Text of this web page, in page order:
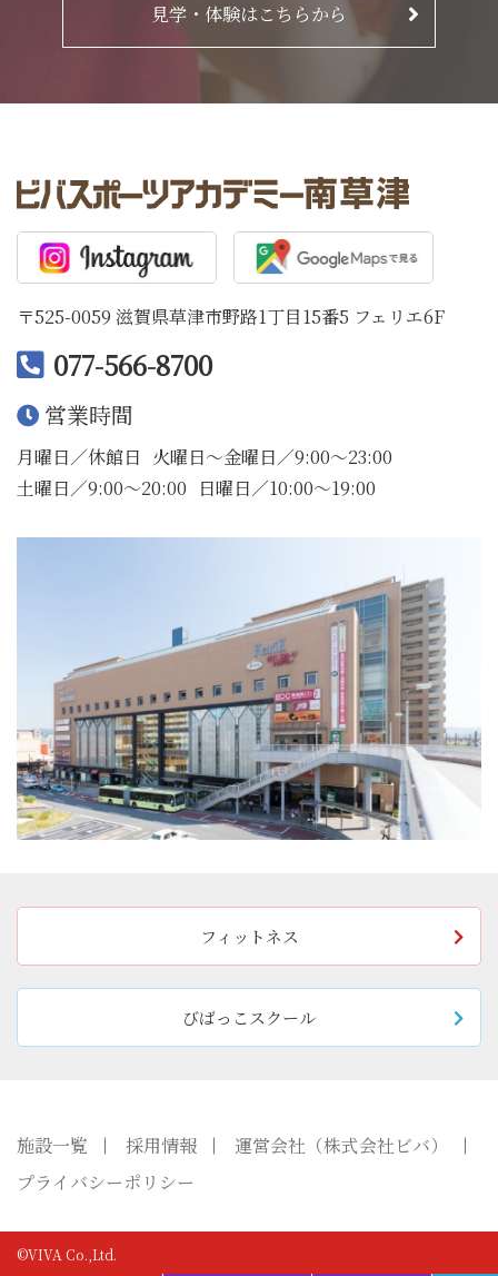
見学・体験はこちらから
〒525-0059 滋賀県草津市野路1丁目15番5 フェリエ6F
077-566-8700
営業時間
月曜日／休館日 火曜日〜金曜日／9:00〜23:00
土曜日／9:00〜20:00
日曜日／10:00〜19:00
フィットネス
びばっこスクール
施設一覧 採用情報
運営会社（株式会社ビバ）
プライバシーポリシー
©VIVA Co.,Ltd.